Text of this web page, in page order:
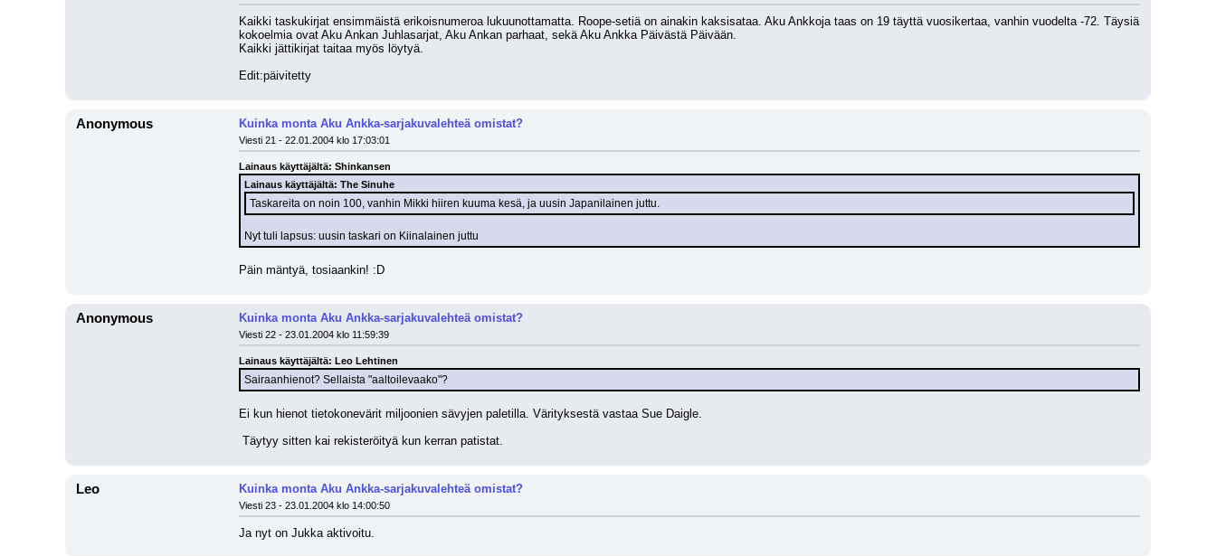
Kaikki taskukirjat ensimmäistä erikoisnumeroa lukuunottamatta. Roope-setiä on ainakin kaksisataa. Aku Ankkoja taas on 19 täyttä vuosikertaa, vanhin vuodelta -72. Täysiä
kokoelmia ovat Aku Ankan Juhlasarjat, Aku Ankan parhaat, sekä Aku Ankka Päivästä Päivään.
Kaikki jättikirjat taitaa myös löytyä.
Edit:päivitetty
Anonymous Kuinka monta Aku Ankka-sarjakuvalehteä omistat?
Viesti 21 - 22.01.2004 klo 17:03:01
Lainaus käyttäjältä: Shinkansen
Lainaus käyttäjältä: The Sinuhe
Taskareita on noin 100, vanhin Mikki hiiren kuuma kesä, ja uusin Japanilainen juttu.
Nyt tuli lapsus: uusin taskari on Kiinalainen juttu
Päin mäntyä, tosiaankin! :D
Anonymous Kuinka monta Aku Ankka-sarjakuvalehteä omistat?
Viesti 22 - 23.01.2004 klo 11:59:39
Lainaus käyttäjältä: Leo Lehtinen
Sairaanhienot? Sellaista "aaltoilevaako"?
Ei kun hienot tietokonevärit miljoonien sävyjen paletilla. Värityksestä vastaa Sue Daigle.
Täytyy sitten kai rekisteröityä kun kerran patistat.
Leo Kuinka monta Aku Ankka-sarjakuvalehteä omistat?
Viesti 23 - 23.01.2004 klo 14:00:50
Ja nyt on Jukka aktivoitu.